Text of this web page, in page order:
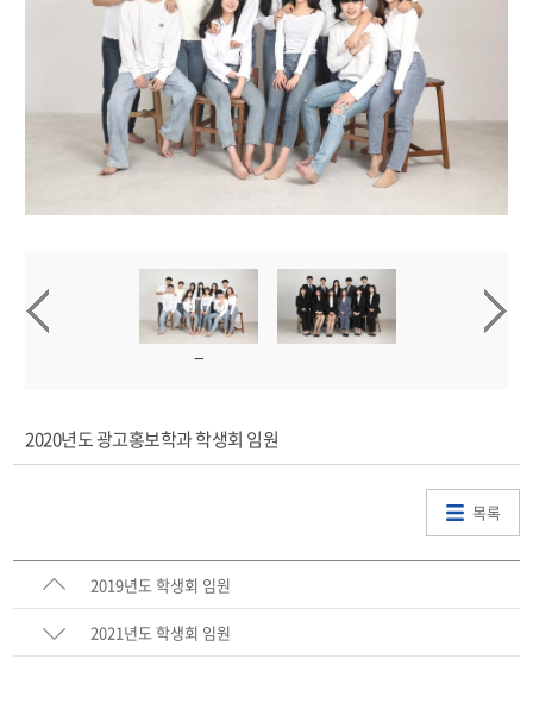
2020년도 광고홍보학과 학생회 임원
목록
2019년도 학생회 임원
2021년도 학생회 임원